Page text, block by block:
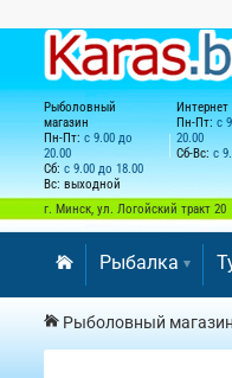
Рыболовный
магазин
Пн-Пт: с 9.00 до
20.00
Сб: с 9.00 до 18.00
Вс: выходной
Интернет
Пн-Пт: с
20.00
Сб-Вс: с
г. Минск, ул. Логойский тракт 20
Рыбалка
Рыболовный магазин